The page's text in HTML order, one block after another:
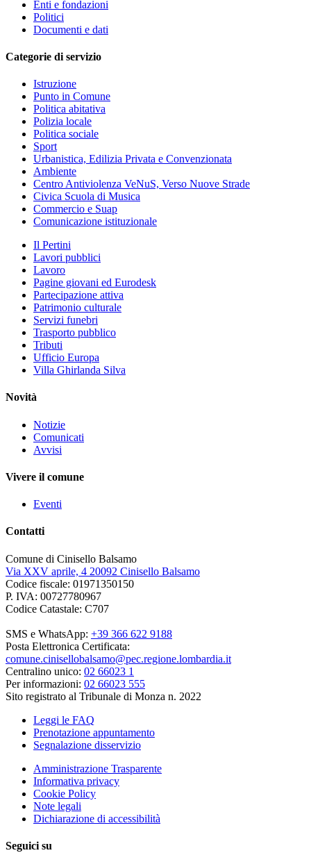
Enti e fondazioni
Politici
Documenti e dati
Categorie di servizio
Istruzione
Punto in Comune
Politica abitativa
Polizia locale
Politica sociale
Sport
Urbanistica, Edilizia Privata e Convenzionata
Ambiente
Centro Antiviolenza VeNuS, Verso Nuove Strade
Civica Scuola di Musica
Commercio e Suap
Comunicazione istituzionale
Il Pertini
Lavori pubblici
Lavoro
Pagine giovani ed Eurodesk
Partecipazione attiva
Patrimonio culturale
Servizi funebri
Trasporto pubblico
Tributi
Ufficio Europa
Villa Ghirlanda Silva
Novità
Notizie
Comunicati
Avvisi
Vivere il comune
Eventi
Contatti
Comune di Cinisello Balsamo
Via XXV aprile, 4 20092 Cinisello Balsamo
Codice fiscale: 01971350150
P. IVA: 00727780967
Codice Catastale: C707
SMS e WhatsApp: +39 366 622 9188
Posta Elettronica Certificata:
comune.cinisellobalsamo@pec.regione.lombardia.it
Centralino unico: 02 66023 1
Per informazioni: 02 66023 555
Sito registrato al Tribunale di Monza n. 2022
Leggi le FAQ
Prenotazione appuntamento
Segnalazione disservizio
Amministrazione Trasparente
Informativa privacy
Cookie Policy
Note legali
Dichiarazione di accessibilità
Seguici su